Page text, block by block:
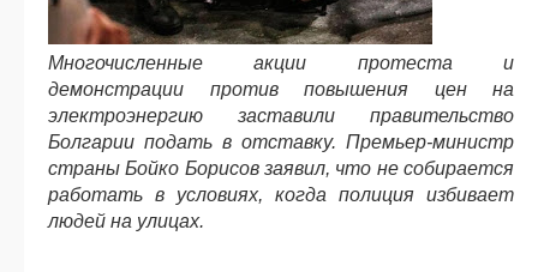
Многочисленные акции протеста и
демонстрации против повышения цен на
электроэнергию заставили правительство
Болгарии подать в отставку. Премьер-министр
страны Бойко Борисов заявил, что не собирается
работать в условиях, когда полиция избивает
людей на улицах.